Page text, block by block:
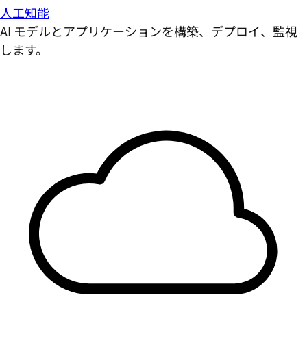
人工知能
AI モデルとアプリケーションを構築、デプロイ、監視
します。